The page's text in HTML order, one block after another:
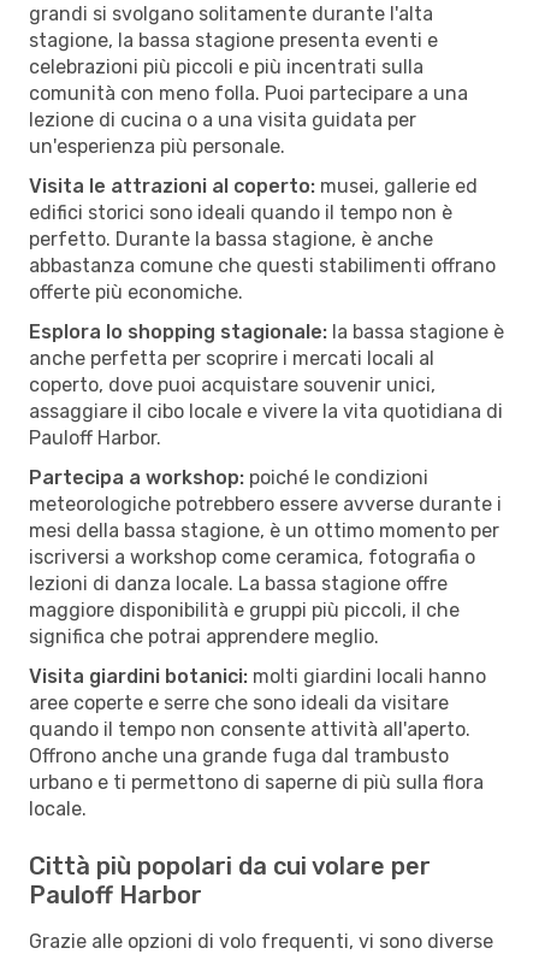
grandi si svolgano solitamente durante l'alta
stagione, la bassa stagione presenta eventi e
celebrazioni più piccoli e più incentrati sulla
comunità con meno folla. Puoi partecipare a una
lezione di cucina o a una visita guidata per
un'esperienza più personale.
Visita le attrazioni al coperto: musei, gallerie ed
edifici storici sono ideali quando il tempo non è
perfetto. Durante la bassa stagione, è anche
abbastanza comune che questi stabilimenti offrano
offerte più economiche.
Esplora lo shopping stagionale: la bassa stagione è
anche perfetta per scoprire i mercati locali al
coperto, dove puoi acquistare souvenir unici,
assaggiare il cibo locale e vivere la vita quotidiana di
Pauloff Harbor.
Partecipa a workshop: poiché le condizioni
meteorologiche potrebbero essere avverse durante i
mesi della bassa stagione, è un ottimo momento per
iscriversi a workshop come ceramica, fotografia o
lezioni di danza locale. La bassa stagione offre
maggiore disponibilità e gruppi più piccoli, il che
significa che potrai apprendere meglio.
Visita giardini botanici: molti giardini locali hanno
aree coperte e serre che sono ideali da visitare
quando il tempo non consente attività all'aperto.
Offrono anche una grande fuga dal trambusto
urbano e ti permettono di saperne di più sulla flora
locale.
Città più popolari da cui volare per
Pauloff Harbor
Grazie alle opzioni di volo frequenti, vi sono diverse